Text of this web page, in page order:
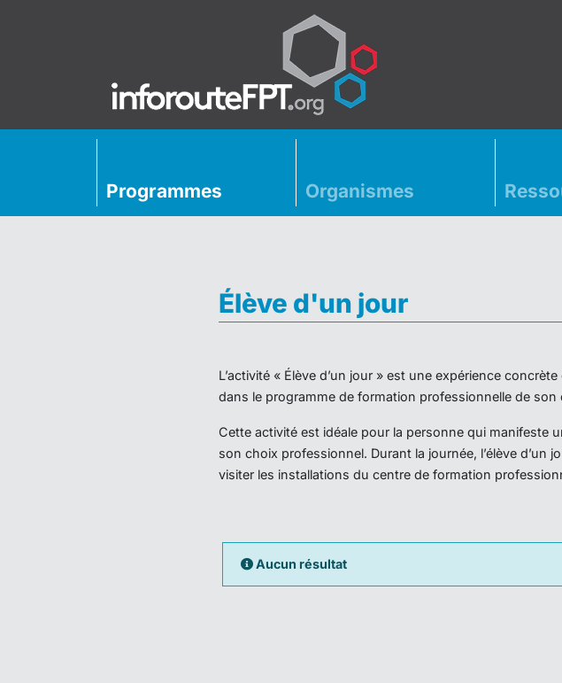
Programmes Organismes
Élève d'un jour
L’activité « Élève d’un jour » est une expérience
dans le programme de formation professionnelle de son
Cette activité est idéale pour la personne qui manifeste
son choix professionnel. Durant la journée, l’élève d’un
visiter les installations du centre de formation
Aucun résultat